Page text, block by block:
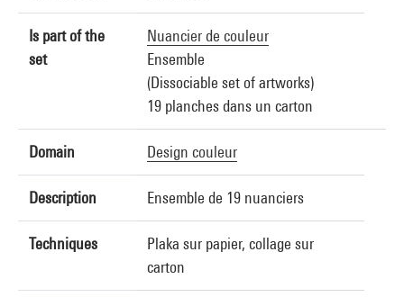
Is part of the
set
Nuancier de couleur
Ensemble
(Dissociable set of artworks)
19 planches dans un carton
Domain Design couleur
Description Ensemble de 19 nuanciers
Techniques
Plaka sur papier, collage sur
carton